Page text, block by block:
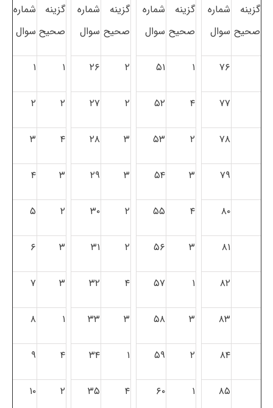
گزینه
صحیح
شماره
سوال
گزینه
صحیح
شماره
سوال
گزینه
صحیح
شماره
سوال
گزینه
صحیح
شماره
سوال
۷۶ ۱ ۵۱ ۲ ۲۶ ۱ ۱
۷۷ ۴ ۵۲ ۲ ۲۷ ۲ ۲
۷۸ ۲ ۵۳ ۳ ۲۸ ۴ ۳
۷۹ ۳ ۵۴ ۳ ۲۹ ۳ ۴
۸۰ ۴ ۵۵ ۲ ۳۰ ۲ ۵
۸۱ ۳ ۵۶ ۲ ۳۱ ۳ ۶
۸۲ ۱ ۵۷ ۴ ۳۲ ۳ ۷
۸۳ ۳ ۵۸ ۳ ۳۳ ۱ ۸
۸۴ ۲ ۵۹ ۱ ۳۴ ۴ ۹
۸۵ ۱ ۶۰ ۴ ۳۵ ۲ ۱۰